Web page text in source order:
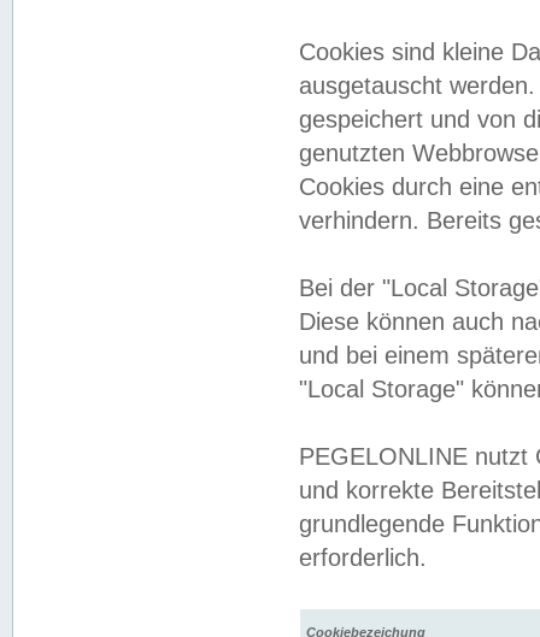
Cookies sind kleine
ausgetauscht
gespeichert und von
genutzten
Cookies durch eine
verhindern. Bereits
Bei der "Local
Diese können auch
und bei einem
"Local Storage"
PEGELONLINE nutzt
und korrekte
grundlegende
erforderlich.
Cookiebezeichung